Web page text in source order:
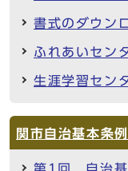
書式のダウン
ふれあいセン
生涯学習セン
関市自治基本条
第1回 自治基